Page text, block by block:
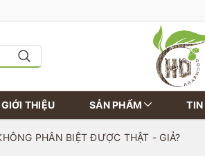
GIỚI THIỆU SẢN PHẨM
PHÂN BIỆT ĐƯỢC THẬT - GIẢ?